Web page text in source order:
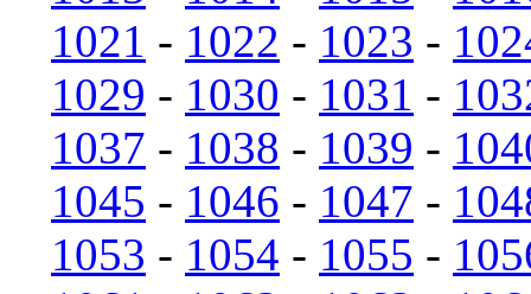
1021 - 1022 - 1023 -
1029 - 1030 - 1031 -
1037 - 1038 - 1039 -
1045 - 1046 - 1047 -
1053 - 1054 - 1055 -